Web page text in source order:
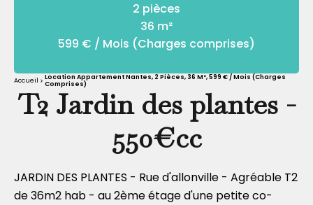
2 pièces
36 m²
599 € / Mois (Charges comprises)
Accueil
Location Appartement Nantes, 2 Pièces, 36 M², 599 € / Mois (Charges
Comprises)
T2 Jardin des plantes -
550€cc
JARDIN DES PLANTES - Rue d'allonville - Agréable T2
de 36m2 hab - au 2ème étage d'une petite co-